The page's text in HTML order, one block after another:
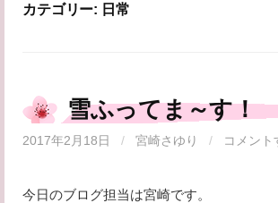
カテゴリー: 日常
雪ふってま～す！
2017年2月18日 / 宮崎さゆり / コメント
今日のブログ担当は宮崎です。